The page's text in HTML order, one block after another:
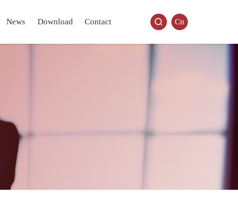
News Download Contact Cn